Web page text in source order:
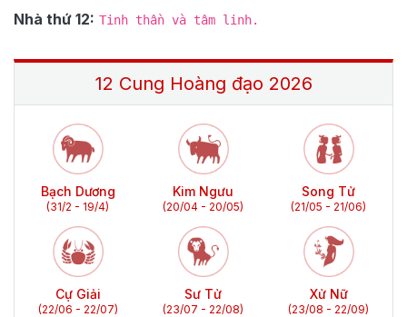
Nhà thứ 12: Tinh thần và tâm linh.
12 Cung Hoàng đạo 2026
Bạch Dương
(31/2 - 19/4)
Kim Ngưu
(20/04 - 20/05)
Song Tử
(21/05 - 21/06)
Cự Giải
(22/06 - 22/07)
Sư Tử
(23/07 - 22/08)
Xử Nữ
(23/08 - 22/09)